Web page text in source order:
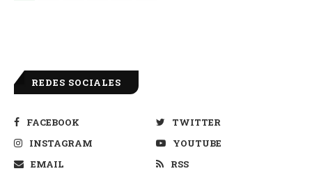
REDES SOCIALES
FACEBOOK
TWITTER
INSTAGRAM
YOUTUBE
EMAIL
RSS